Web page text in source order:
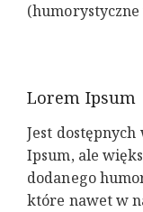
Lorem Ipsum
Jest
Ipsum, ale
dodanego
które nawet w